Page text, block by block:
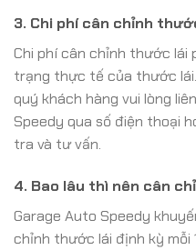
3. Chi phí cân chỉnh
Chi phí cân chỉnh thước lái
trạng thực tế của thước
quý khách hàng vui lòng
Speedy qua số điện thoại
tra và tư vấn.
4. Bao lâu thì nên cân
Garage Auto Speedy
chỉnh thước lái định kỳ mỗi